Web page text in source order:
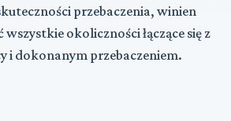
przebaczenia, winien
okoliczności łączące się z
i dokonanym przebaczeniem.